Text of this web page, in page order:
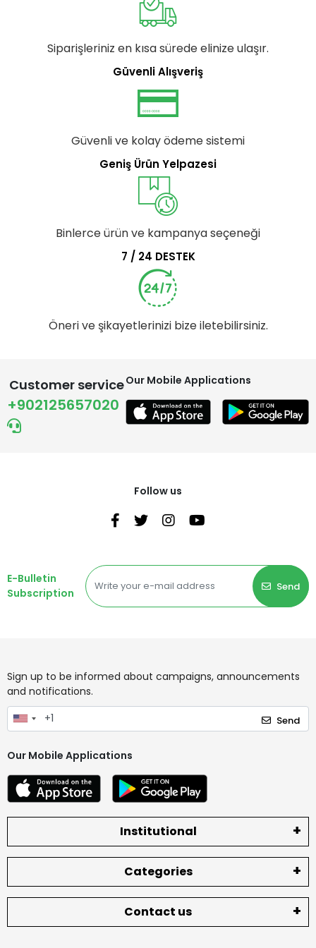
Siparişleriniz en kısa sürede elinize ulaşır.
Güvenli Alışveriş
Güvenli ve kolay ödeme sistemi
Geniş Ürün Yelpazesi
Binlerce ürün ve kampanya seçeneği
7 / 24 DESTEK
Öneri ve şikayetlerinizi bize iletebilirsiniz.
Customer service
+902125657020
Our Mobile Applications
Follow us
E-Bulletin
Subscription
Send
Sign up to be informed about campaigns, announcements
and notifications.
Send
Our Mobile Applications
Institutional
Categories
Contact us